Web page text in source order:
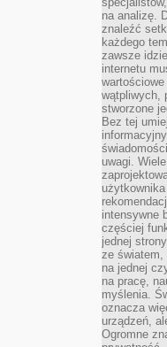
na analizę.
znaleźć
każdego
zawsze
internetu
wątpliwych,
stworzone
Bez tej
uwagi.
intensywne
częściej
jednej
ze światem,
na jednej
na pracę,
myślenia.
oznacza
urządzeń,
Ogromne